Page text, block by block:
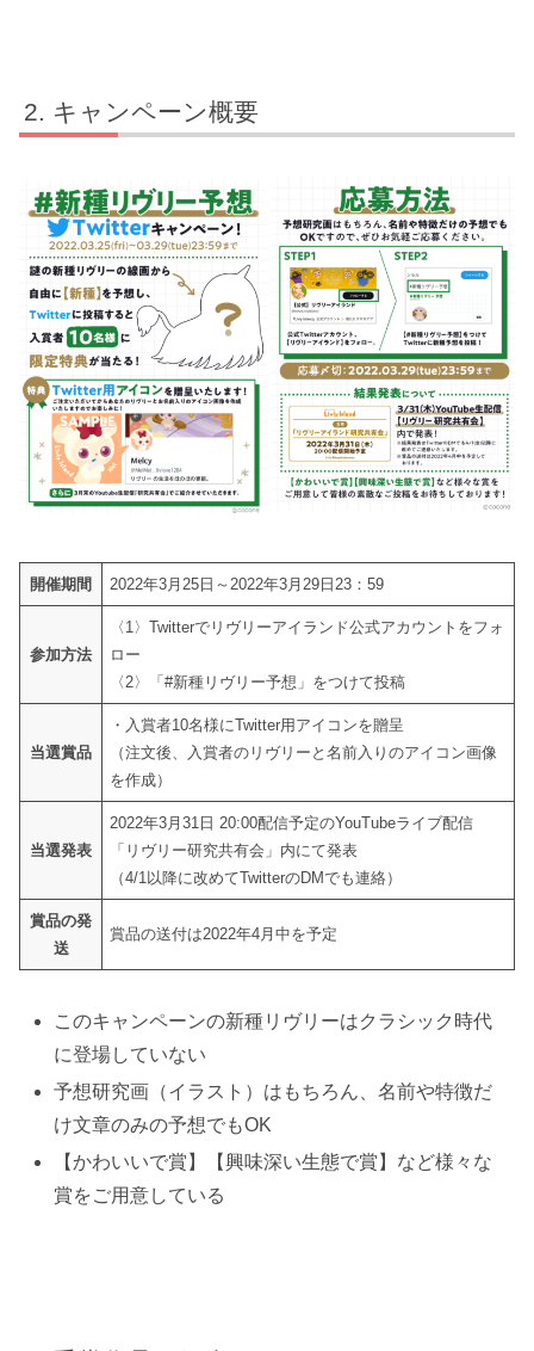
キャンペーン概要
開催期間 2022年3月25日～2022年3月29日23：59
参加方法
〈1〉Twitterでリヴリーアイランド公式アカウントをフォ
ロー
〈2〉「#新種リヴリー予想」をつけて投稿
当選賞品
・入賞者10名様にTwitter用アイコンを贈呈
（注文後、入賞者のリヴリーと名前入りのアイコン画像
を作成）
当選発表
2022年3月31日 20:00配信予定のYouTubeライブ配信
「リヴリー研究共有会」内にて発表
（4/1以降に改めてTwitterのDMでも連絡）
賞品の発
送
賞品の送付は2022年4月中を予定
このキャンペーンの新種リヴリーはクラシック時代
に登場していない
予想研究画（イラスト）はもちろん、名前や特徴だ
け文章のみの予想でもOK
【かわいいで賞】【興味深い生態で賞】など様々な
賞をご用意している